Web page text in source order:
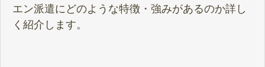
エン派遣にどのような特徴・強みがあるのか詳し
く紹介します。